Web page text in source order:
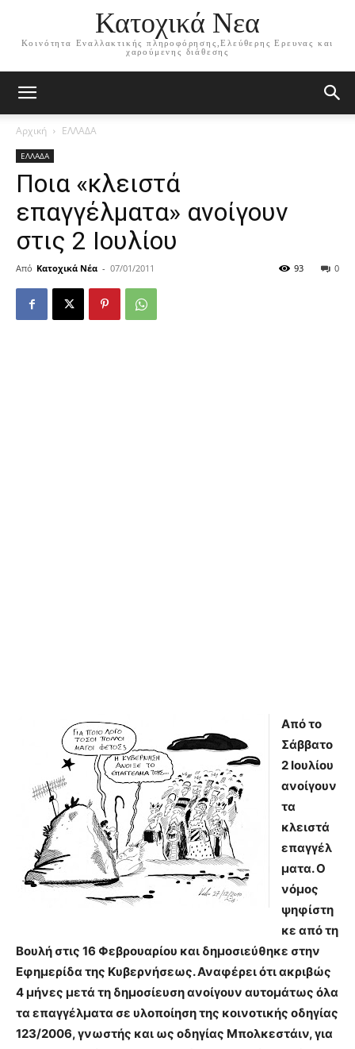
Κατοχικά Νεα
Κοινότητα Εναλλακτικής πληροφόρησης,Ελεύθερης Ερευνας και
χαρούμενης διάθεσης
Αρχική ΕΛΛΑΔΑ
ΕΛΛΑΔΑ
Ποια «κλειστά
επαγγέλματα» ανοίγουν
στις 2 Ιουλίου
Από Κατοχικά Νέα - 07/01/2011 0
93
Από το
Σάββατο
2 Ιουλίου
ανοίγουν
τα
κλειστά
επαγγέλ
ματα. Ο
νόμος
ψηφίστη
κε από τη
Βουλή στις 16 Φεβρουαρίου και δημοσιεύθηκε στην
Εφημερίδα της Κυβερνήσεως. Αναφέρει ότι ακριβώς
4 μήνες μετά τη δημοσίευση ανοίγουν αυτομάτως όλα
τα επαγγέλματα σε υλοποίηση της κοινοτικής οδηγίας
123/2006, γνωστής και ως οδηγίας Μπολκεστάιν, για